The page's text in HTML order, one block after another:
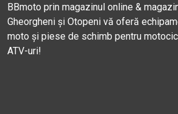
BBmoto prin magazinul online &
Gheorgheni și Otopeni vă oferă
moto și piese de schimb pentru
ATV-uri!